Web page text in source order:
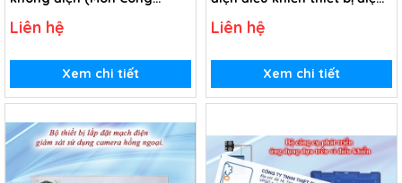
Liên hệ
Xem chi tiết
Liên hệ
Xem chi tiết